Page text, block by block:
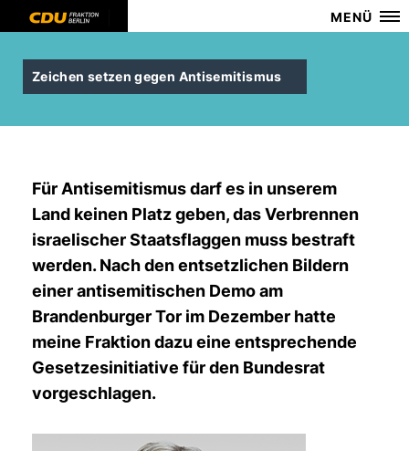
MENÜ
Zeichen setzen gegen Antisemitismus
Für Antisemitismus darf es in unserem
Land keinen Platz geben, das Verbrennen
israelischer Staatsflaggen muss bestraft
werden. Nach den entsetzlichen Bildern
einer antisemitischen Demo am
Brandenburger Tor im Dezember hatte
meine Fraktion dazu eine entsprechende
Gesetzesinitiative für den Bundesrat
vorgeschlagen.